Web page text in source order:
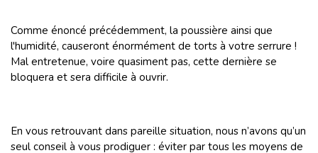
Comme énoncé précédemment, la poussière ainsi que
l'humidité, causeront énormément de torts à votre serrure !
Mal entretenue, voire quasiment pas, cette dernière se
bloquera et sera difficile à ouvrir.
En vous retrouvant dans pareille situation, nous n’avons qu’un
seul conseil à vous prodiguer : éviter par tous les moyens de